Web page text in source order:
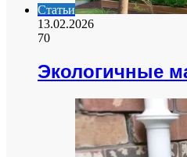
Статьи
13.02.2026
70
Экологичные